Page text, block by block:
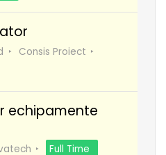
Consis Proiect
echipamente
Full Time